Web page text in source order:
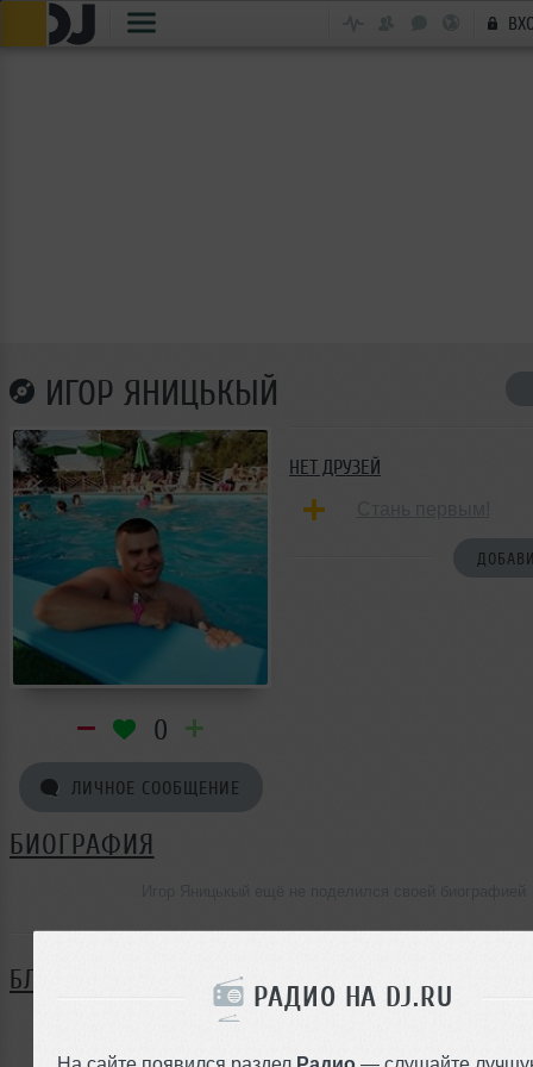
РАДИО НА DJ.RU
На сайте появился раздел Радио — слушайте
ИГОР ЯНИЦЬКЫЙ
0
ЛИЧНОЕ СООБЩЕНИЕ
НЕТ ДРУЗЕЙ
БИОГРАФИЯ
БЛОГ